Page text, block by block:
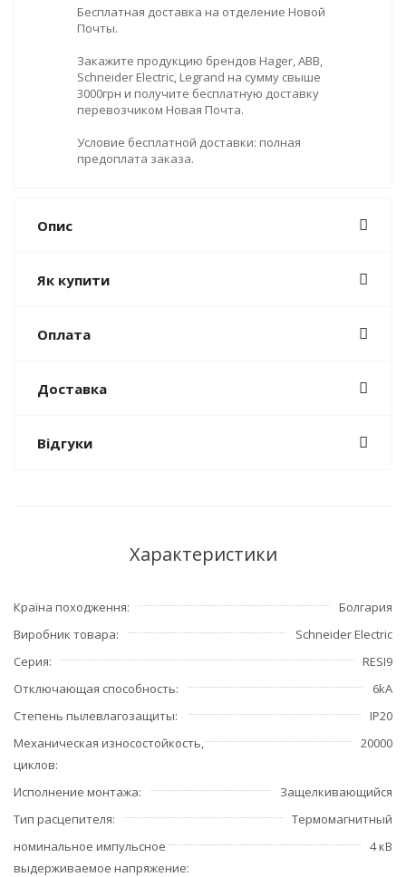
Бесплатная доставка на отделение Новой
Почты.
Закажите продукцию брендов Hager, ABB,
Schneider Electric, Legrand на сумму свыше
3000грн и получите бесплатную доставку
перевозчиком Новая Почта.
Условие бесплатной доставки: полная
предоплата заказа.
Опис
Як купити
Оплата
Доставка
Відгуки
Характеристики
Країна походження
Болгария
Виробник товара
Schneider Electric
Серия
RESI9
Отключающая способность
6kA
Степень пылевлагозащиты
IP20
Механическая износостойкость,
циклов
20000
Исполнение монтажа
Защелкивающийся
Тип расцепителя
Термомагнитный
номинальное импульсное
выдерживаемое напряжение
4 кВ